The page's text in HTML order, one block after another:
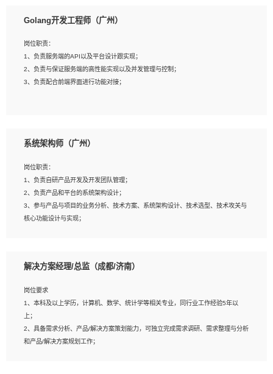
2、熟悉PostgreSQL、redis、MongoDB、ElasticSearch等开源数据库运维管理，
4、熟悉Hadoop、HBASE、Spark等大数据平台优先。
5、熟悉linux或任意一种unix操作系统，如有较强操作系统侧工作经验者优先。
6、具备丰富的项目实施经验，较强的自我学习能力。
Golang开发工程师（广州）
岗位职责：
1、负责服务端的API以及平台设计跟实现；
2、负责与保证服务端的高性能实现以及并发管理与控制；
3、负责配合前端界面进行功能对接；
2、1年以上Golang开发工作经验，能独立完成相应项目开发；
与实现，熟悉常用开源框架及设计模式；
4、熟悉Golang、连接池、消息队列等组件使用、熟悉后端开发、测试、调试流程
跟工具使用；
5、对技术有激情，喜欢钻研，能快速接受和掌握新技术，学习能力和工作责任心
强，良好的沟通表达能力和团队协作能力。
系统架构师（广州）
岗位职责：
1、负责自研产品开发及开发团队管理；
2、负责产品和平台的系统架构设计；
3、参与产品与项目的业务分析、技术方案、系统架构设计、技术选型、技术攻关与
核心功能设计与实现；
岗位要求：
1、全日制统招本科及以上学历，计算机相关专业毕业，5年以上开发工作经验；
2、具有扎实的java编程功底和良好的编码习惯，有分布式、多线程及高并发系统开
发经验和性能调优经验尤佳；熟悉JVM调优；掌握基础中间件、基础架构方案和云
平台、云产品功能特性，熟练使用相关平台的功能和了解其背后实现机制；
解决方案经理/总监（成都/济南）
岗位要求
1、本科及以上学历，计算机、数学、统计学等相关专业，同行业工作经验5年以
上；
2、具备需求分析、产品/解决方案策划能力，可独立完成需求调研、需求整理与分析
和产品/解决方案规划工作；